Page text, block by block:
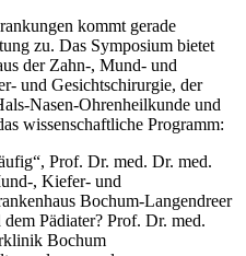
kommt gerade
zu. Das Symposium bietet
der Zahn-, Mund- und
und Gesichtschirurgie, der
Nasen-Ohrenheilkunde und
wissenschaftliche Programm:
Prof. Dr. med. Dr. med.
, Kiefer- und
Bochum-Langendreer
Pädiater? Prof. Dr. med.
Bochum